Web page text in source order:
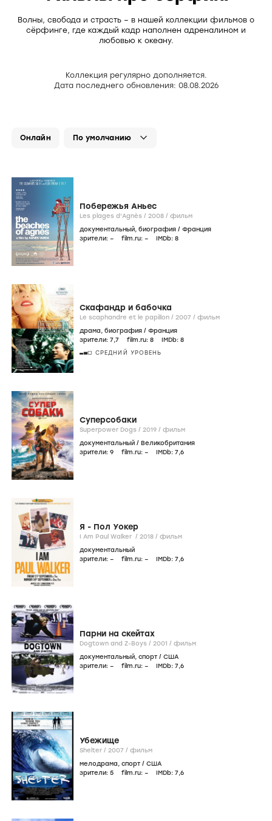
Волны, свобода и страсть – в нашей коллекции фильмов о
сёрфинге, где каждый кадр наполнен адреналином и
любовью к океану.
Коллекция регулярно дополняется.
Дата последнего обновления: 08.08.2026
Онлайн
Побережья Аньес
Les plages d'Agnès / 2008 / фильм
документальный, биография / Франция
зрители: – film.ru: – IMDb: 8
Скафандр и бабочка
Le scaphandre et le papillon / 2007 / фильм
драма, биография / Франция
зрители: 7,7 film.ru: 8 IMDb: 8
СРЕДНИЙ УРОВЕНЬ
Суперсобаки
Superpower Dogs / 2019 / фильм
документальный / Великобритания
зрители: 9 film.ru: – IMDb: 7,6
Я - Пол Уокер
I Am Paul Walker / 2018 / фильм
документальный
зрители: – film.ru: – IMDb: 7,6
Парни на скейтах
Dogtown and Z-Boys / 2001 / фильм
документальный, спорт / США
зрители: – film.ru: – IMDb: 7,6
Убежище
Shelter / 2007 / фильм
мелодрама, спорт / США
зрители: 5 film.ru: – IMDb: 7,6